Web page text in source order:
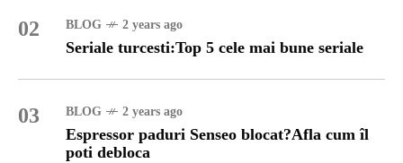
02 BLOG 2 years ago
Seriale turcesti:Top 5 cele mai bune seriale
03 BLOG 2 years ago
Espressor paduri Senseo blocat?Afla cum îl
poti debloca